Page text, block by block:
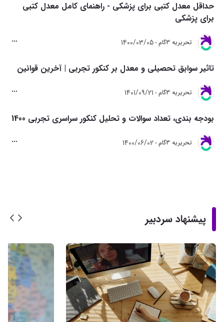
حداقل معدل کتبی برای پزشکی - راهنمای کامل معدل کتبی
برای پزشکی
تحريريه 3گام 1400/03/05
تاثیر سوابق تحصیلی و معدل بر کنکور تجربی | آخرین قوانین
تحريريه 3گام 1401/09/21
بودجه بندی، تعداد سوالات و تحلیل کنکور سراسری تجربی 1400
تحريريه 3گام 1400/06/02
پیشنهاد سردبیر